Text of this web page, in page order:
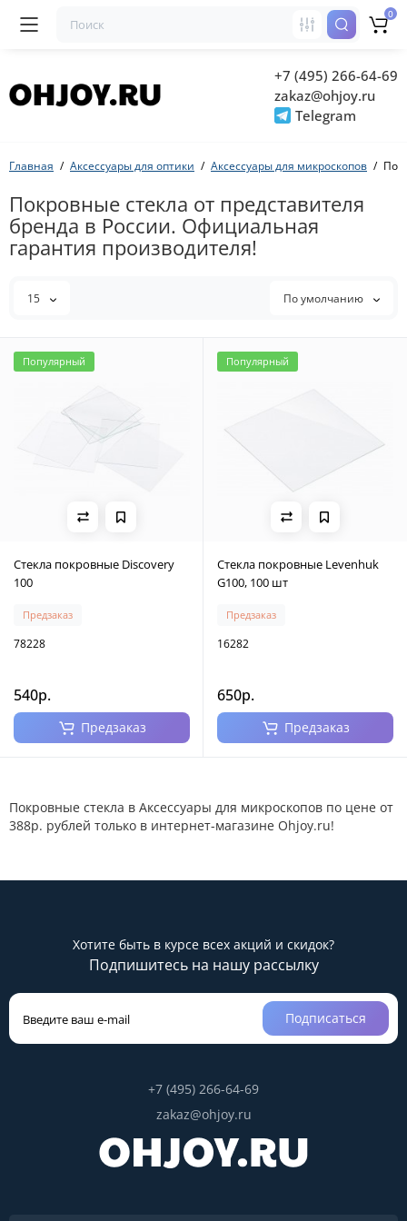
+7 (495) 266-64-69
zakaz@ohjoy.ru
Telegram
0
Главная Аксессуары для оптики Аксессуары для микроскопов
Покровные стекла от представителя
бренда в России. Официальная
гарантия производителя!
15 По умолчанию
Популярный
Стекла покровные Discovery
100
Предзаказ
78228
540р.
Предзаказ
Популярный
Стекла покровные Levenhuk
G100, 100 шт
Предзаказ
16282
650р.
Предзаказ
Покровные стекла в Аксессуары для микроскопов по цене от
388р. рублей только в интернет-магазине Ohjoy.ru!
Хотите быть в курсе всех акций и скидок?
Подпишитесь на нашу рассылку
Подписаться
+7 (495) 266-64-69
zakaz@ohjoy.ru